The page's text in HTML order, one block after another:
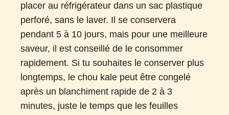
placer au réfrigérateur dans un sac plastique
perforé, sans le laver. Il se conservera
pendant 5 à 10 jours, mais pour une meilleure
saveur, il est conseillé de le consommer
rapidement. Si tu souhaites le conserver plus
longtemps, le chou kale peut être congelé
après un blanchiment rapide de 2 à 3
minutes, juste le temps que les feuilles